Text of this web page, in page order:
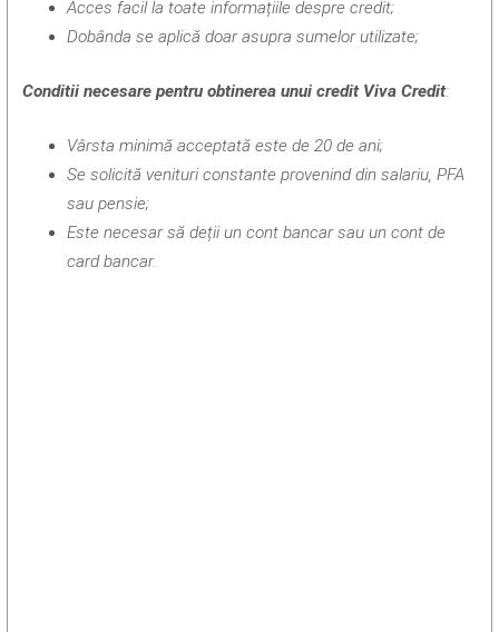
Acces facil la toate informațiile despre credit;
Dobânda se aplică doar asupra sumelor utilizate;
Conditii necesare pentru obtinerea unui credit Viva Credit:
Vârsta minimă acceptată este de 20 de ani;
Se solicită venituri constante provenind din salariu, PFA
sau pensie;
Este necesar să deții un cont bancar sau un cont de
card bancar.